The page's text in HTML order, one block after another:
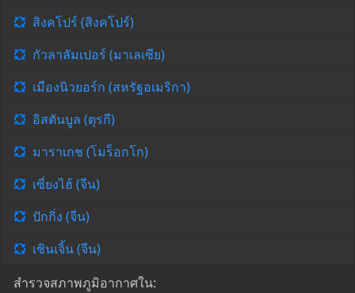
สิงคโปร์ (สิงคโปร์)
กัวลาลัมเปอร์ (มาเลเซีย)
เมืองนิวยอร์ก (สหรัฐอเมริกา)
อิสตันบูล (ตุรกี)
มาราเกช (โมร็อกโก)
เซี่ยงไฮ้ (จีน)
ปักกิ่ง (จีน)
เซินเจิ้น (จีน)
สำรวจสภาพภูมิอากาศใน: